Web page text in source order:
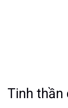
Tinh thần